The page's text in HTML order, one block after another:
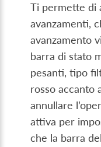
Ti permette di
avanzamenti,
avanzamento
barra di stato
pesanti, tipo
rosso accanto
annullare
attiva per
che la barra